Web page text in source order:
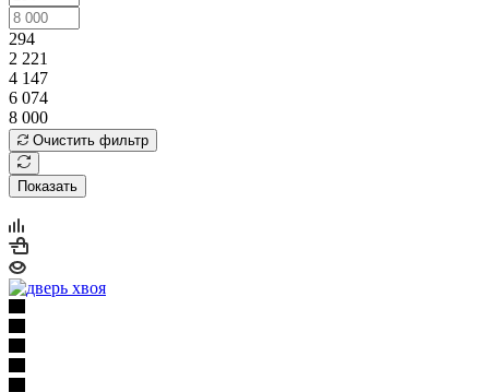
294
2 221
4 147
6 074
8 000
Очистить фильтр
Показать